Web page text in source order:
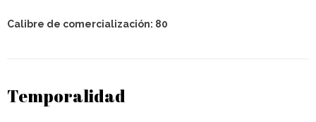
Calibre de comercialización: 80
Temporalidad